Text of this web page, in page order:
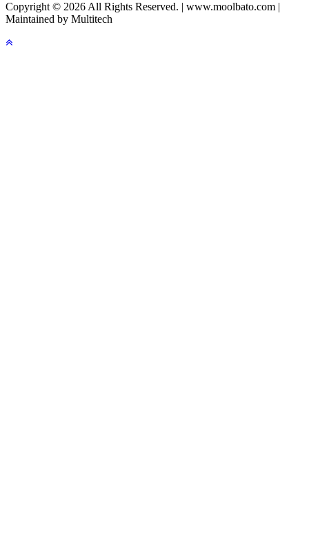
Copyright © 2026 All Rights Reserved. | www.moolbato.com |
Maintained by Multitech